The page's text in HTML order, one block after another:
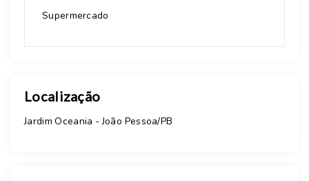
Supermercado
Localização
Jardim Oceania - João Pessoa/PB